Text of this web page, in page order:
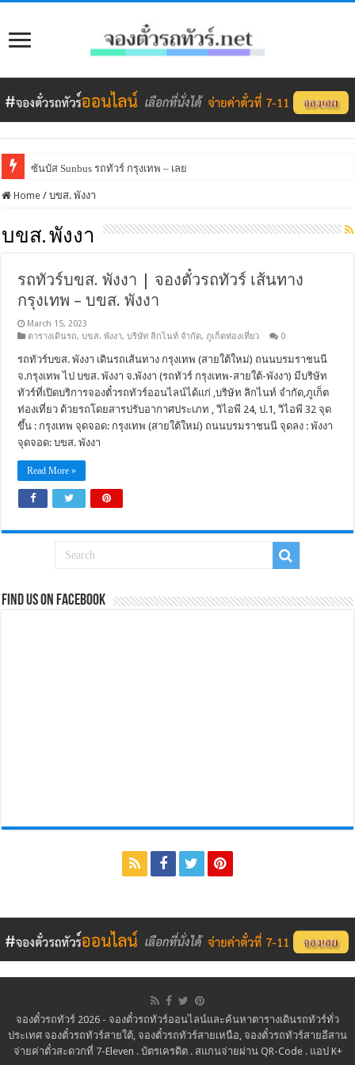
ซันบัส Sunbus รถทัวร์ กรุงเทพ – เลย
Home / บขส. พังงา
บขส. พังงา
รถทัวร์บขส. พังงา | จองตั๋วรถทัวร์ เส้นทาง
กรุงเทพ – บขส. พังงา
March 15, 2023
ตารางเดินรถ,บขส. พังงา,บริษัท ลิกไนท์ จำกัด,ภูเก็ตท่องเที่ยว 0
รถทัวร์บขส. พังงา เดินรถเส้นทาง กรุงเทพ (สายใต้ใหม่) ถนนบรมราชนนี
จ.กรุงเทพ ไป บขส. พังงา จ.พังงา (รถทัวร์ กรุงเทพ-สายใต้-พังงา) มีบริษัท
ทัวร์ที่เปิดบริการจองตั๋วรถทัวร์ออนไลน์ได้แก่ ,บริษัท ลิกไนท์ จำกัด,ภูเก็ต
ท่องเที่ยว ด้วยรถโดยสารปรับอากาศประเภท , วิไอพี 24, ป.1, วิไอพี 32 จุด
ขึ้น : กรุงเทพ จุดจอด: กรุงเทพ (สายใต้ใหม่) ถนนบรมราชนนี จุดลง : พังงา
จุดจอด: บขส. พังงา
Read More »
Find us on Facebook
จองตั๋วรถทัวร์ 2026 - จองตั๋วรถทัวร์ออนไลน์และค้นหาตารางเดินรถทัวร์ทั่ว
ประเทศ จองตั๋วรถทัวร์สายใต้, จองตั๋วรถทัวร์สายเหนือ, จองตั๋วรถทัวร์สายอีสาน
จ่ายค่าตั๋วสะดวกที่ 7-Eleven . บัตรเครดิต . สแกนจ่ายผ่าน QR-Code . แอป K+